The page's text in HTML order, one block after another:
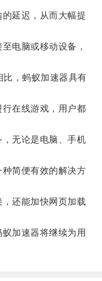
延迟，从而大幅提
电脑或移动设备，
，蚂蚁加速器具有
在线游戏，用户都
无论是电脑、手机
简便有效的解决方
还能加快网页加载
加速器将继续为用